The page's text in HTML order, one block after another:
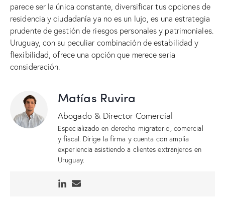
parece ser la única constante, diversificar tus opciones de
residencia y ciudadanía ya no es un lujo, es una estrategia
prudente de gestión de riesgos personales y patrimoniales.
Uruguay, con su peculiar combinación de estabilidad y
flexibilidad, ofrece una opción que merece seria
consideración.
Matías Ruvira
Abogado & Director Comercial
Especializado en derecho migratorio, comercial
y fiscal. Dirige la firma y cuenta con amplia
experiencia asistiendo a clientes extranjeros en
Uruguay.